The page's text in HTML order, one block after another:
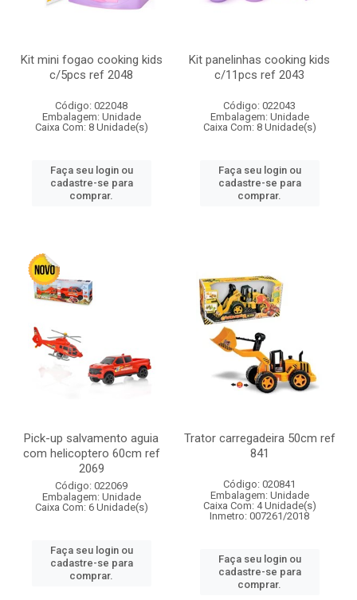
Kit mini fogao cooking kids
c/5pcs ref 2048
Código: 022048
Embalagem: Unidade
Caixa Com: 8 Unidade(s)
Faça seu login ou
cadastre-se para
comprar.
Kit panelinhas cooking kids
c/11pcs ref 2043
Código: 022043
Embalagem: Unidade
Caixa Com: 8 Unidade(s)
Faça seu login ou
cadastre-se para
comprar.
Pick-up salvamento aguia
com helicoptero 60cm ref
2069
Código: 022069
Embalagem: Unidade
Caixa Com: 6 Unidade(s)
Faça seu login ou
cadastre-se para
comprar.
Trator carregadeira 50cm ref
841
Código: 020841
Embalagem: Unidade
Caixa Com: 4 Unidade(s)
Inmetro: 007261/2018
Faça seu login ou
cadastre-se para
comprar.